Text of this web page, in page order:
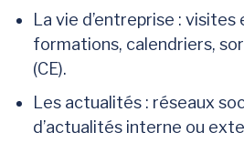
La vie d’entreprise : visites
formations, calendriers,
(CE).
Les actualités : réseaux
d’actualités interne ou